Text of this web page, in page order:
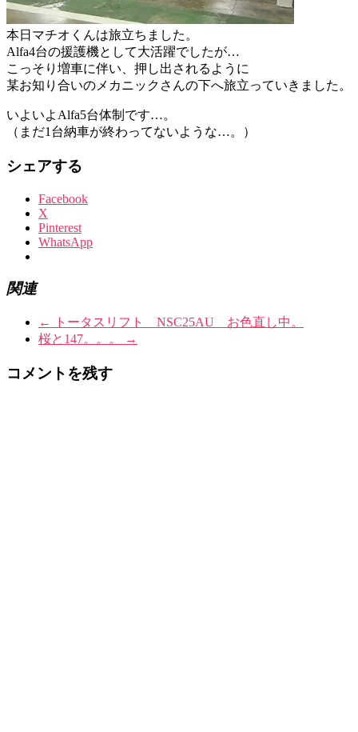
本日マチオくんは旅立ちました。
Alfa4台の援護機として大活躍でしたが…
こっそり増車に伴い、押し出されるように
某お知り合いのメカニックさんの下へ旅立っていきました。
いよいよAlfa5台体制です…。
（まだ1台納車が終わってないような…。）
シェアする
Facebook
X
Pinterest
WhatsApp
関連
←
トータスリフト NSC25AU お色直し中。
桜と147。。。
→
コメントを残す